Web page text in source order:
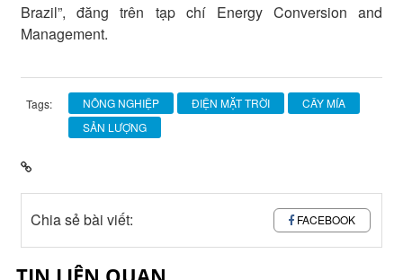
Brazil”, đăng trên tạp chí Energy Conversion and
Management.
Tags: NÔNG NGHIỆP ĐIỆN MẶT TRỜI
CÂY MÍA
SẢN LƯỢNG
Chia sẻ bài viết: FACEBOOK